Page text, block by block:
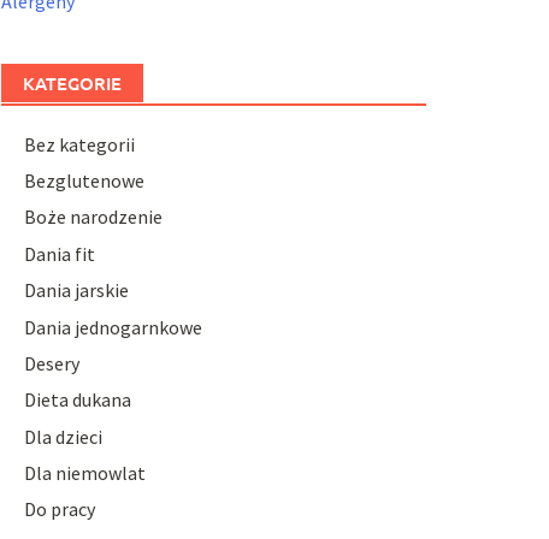
KATEGORIE
Bez kategorii
Bezglutenowe
Boże narodzenie
Dania fit
Dania jarskie
Dania jednogarnkowe
Desery
Dieta dukana
Dla dzieci
Dla niemowlat
Do pracy